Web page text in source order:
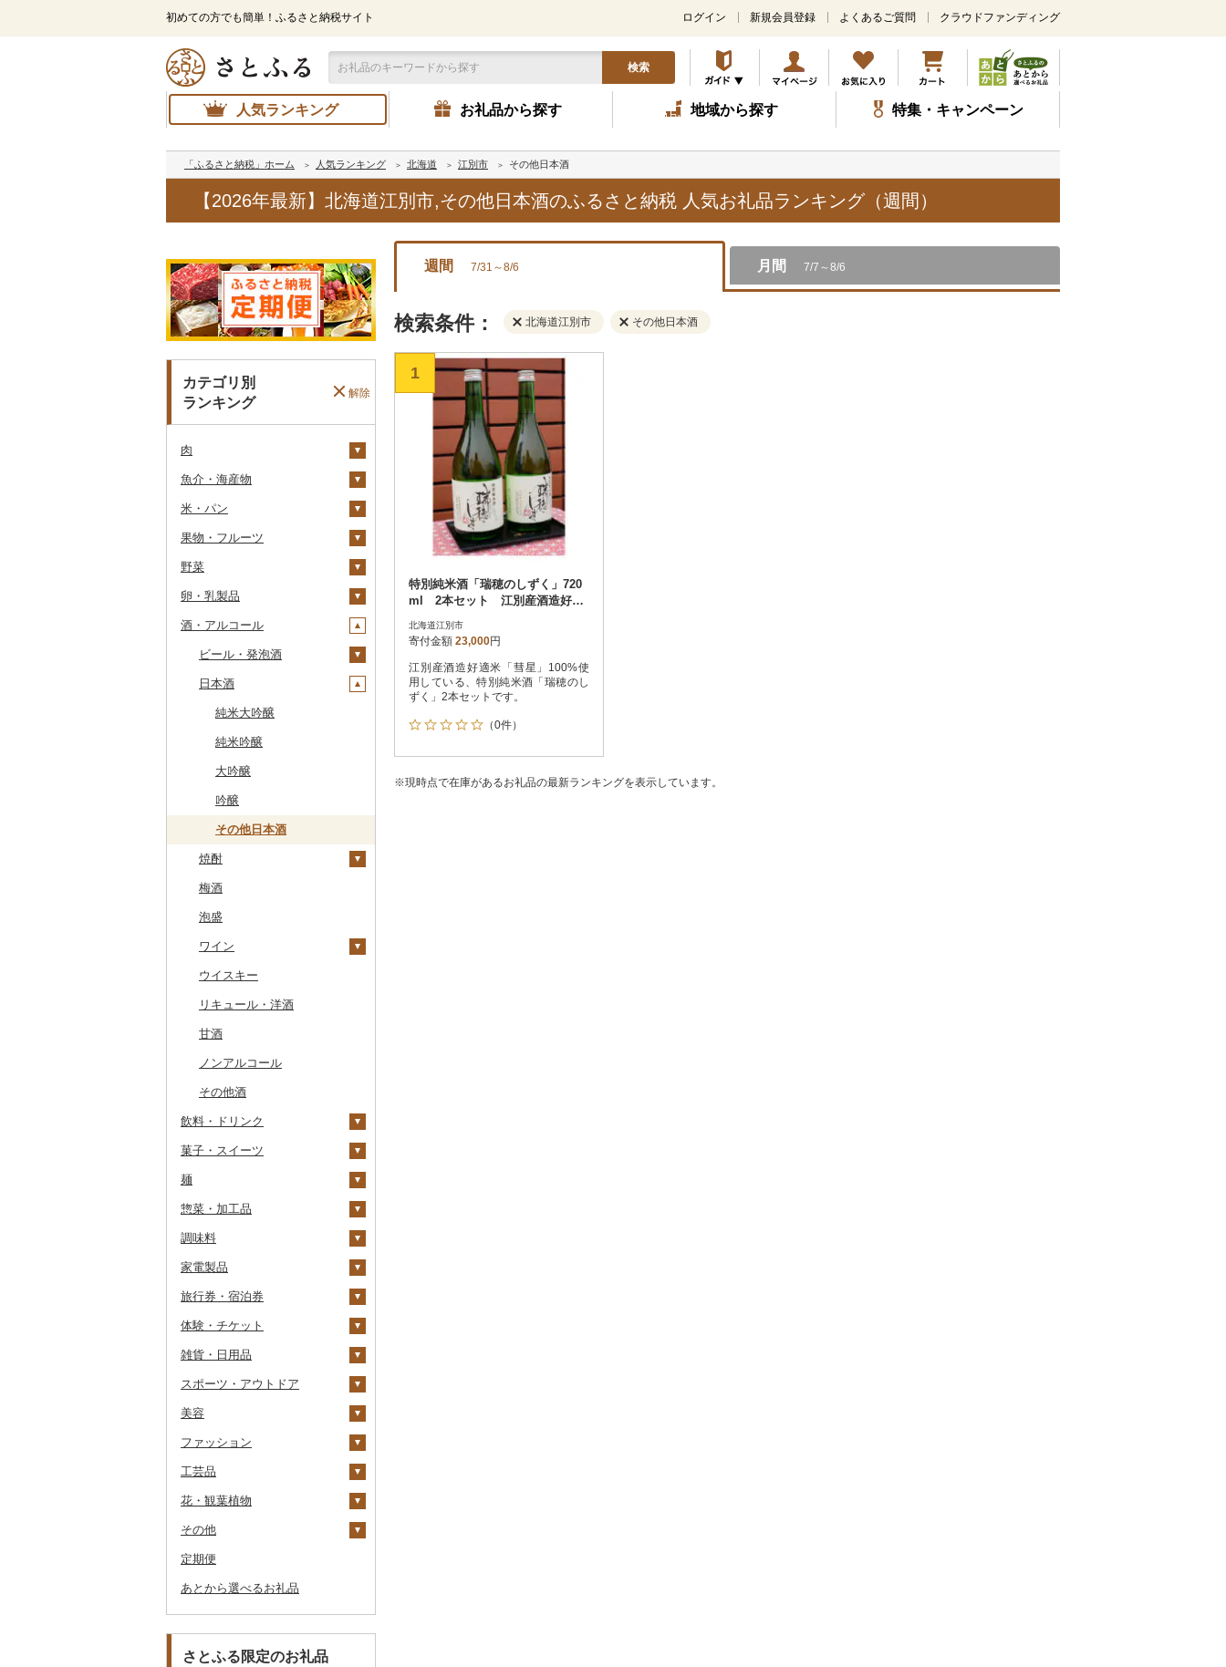
初めての方でも簡単！ふるさと納税サイト
メ
ン
コ
ン
テ
ツ
ッ
プ
ログイン 新規会員登録 よくあるご質問 クラウドファンディング
検索
人気ランキング お礼品から探す 地域から探す 特集・キャンペーン
「ふるさと納税」ホーム 人気ランキング 北海道 江別市 その他日本酒
【2026年最新】北海道江別市,その他日本酒のふるさと納税 人気お礼品ランキング（週間）
カテゴリ別
ランキング
解除
肉
牛肉（精肉）
ステーキ
すき焼き
焼肉
牛タン
和牛
黒毛和牛
白老牛
仙台牛
米沢牛
山形牛
常陸牛
上州牛
飛騨牛
近江牛
神戸牛・神戸ビーフ
但馬牛
土佐あかうし
佐賀牛
長崎和牛
あか牛
宮崎牛
その他牛肉（精肉）
牛肉（加工品）
ハンバーグ
ローストビーフ
ビーフジャーキー
その他牛肉（加工品）
豚肉（精肉）
すき焼き
しゃぶしゃぶ
焼肉
アグー豚
その他豚肉（精肉）
豚肉（加工品）
ハンバーグ
もつ鍋
ハム
ソーセージ・ウインナ
鶏肉
鶏肉（精肉）
ハム・ソーセージ
唐揚げ
中津からあげ
水炊き
地鶏
赤鶏さつま
その他鶏肉
鹿肉
馬肉
羊肉・ラム肉（ジンギス
魚介・海産物
カニ
ズワイガニ
毛ガニ
かにしゃぶ
その他カニ
エビ
ボタンエビ
伊勢海老
その他エビ
いくら
うに
明太子・たらこ
明太子
たらこ
その他魚卵
数の子
からすみ
キャビア
その他魚卵
貝
帆立（ホタテ）
鮑（アワビ）
牡蠣（カキ）
あさり
しじみ
サザエ
はまぐり
その他貝
うなぎ
鮮魚
鮭・サーモン
マグロ
イワシ
カツオ
金目鯛
クエ
くじら
サバ
さんま
鯛
のどぐろ
ふぐ
ブリ
ほっけ
イカ・タコ
イカ
タコ
海苔・海藻
海苔
わかめ
ひじき
その他海苔・海藻
干物
ししゃも
その他干物
その他魚介・加工品
しらす・ちりめん
かまぼこ・練り製品
その他魚介・加工品
米・パン
米
無洗米
玄米
金芽米
ゆめぴりか
つや姫
コシヒカリ
はえぬき
さがびより
あきたこまち
ひとめぼれ
ミルキークィーン
ななつぼし
その他米
雑穀
餅
その他穀物加工品
パン
果物・フルーツ
ぶどう・マスカット
巨峰
ナガノパープル
ピオーネ
デラウェア
シャインマスカット
その他ぶどう・マスカ
いちご
りんご
もも
メロン
さくらんぼ
和梨
洋梨・ラフランス
マンゴー
みかん・柑橘
みかん
レモン
不知火・デコポン
せとか
文旦
まどんな
ポンカン
その他柑橘
すいか
キウイ
柿（カキ）
ドライフルーツ
干し柿
干し芋
その他ドライフルーツ
その他果物
びわ
ブルーベリー
パイナップル
栗
その他果物
野菜
いも
じゃがいも
さつまいも
その他いも
トマト
フルーツトマト
ミニトマト
その他トマト
玉ねぎ
ねぎ
とうもろこし
根菜
人参
大根
自然薯
レンコン
にんにく・生姜
その他根菜
アスパラガス
きのこ
しいたけ
松茸
その他きのこ
その他野菜
山菜
かぼちゃ
茄子
レタス
その他野菜
卵・乳製品
卵
チーズ
ヨーグルト
牛乳
バター
その他乳製品
酒・アルコール
ビール・発泡酒
ビール
発泡酒
地ビール・クラフトビ
日本酒
純米大吟醸
純米吟醸
大吟醸
吟醸
その他日本酒
焼酎
芋焼酎
麦焼酎
米焼酎
黒糖焼酎
その他焼酎
梅酒
泡盛
ワイン
白ワイン
赤ワイン
シャンパン・スパーク
ウイスキー
リキュール・洋酒
甘酒
ノンアルコール
その他酒
飲料・ドリンク
水・ミネラルウォーター
飲料
コーヒー豆
粉
ドリップ
茶
飲料
茶葉・ティーバッグ
静岡茶
足柄茶
知覧茶
八女茶
果汁飲料
りんごジュース
みかんジュース（オレ
紅茶
飲料
茶葉・ティーバッグ
その他飲料・ジュース
野菜ジュース
炭酸飲料
豆乳
菓子・スイーツ
クッキー
焼き菓子
プリン
ゼリー
チョコレート
カステラ
アイス・ジェラート
その他洋菓子
煎餅・おかき
羊羹
饅頭
大福
その他和菓子
麺
ラーメン
うどん
そば
パスタ
ひやむぎ
そうめん
その他麺
惣菜・加工品
惣菜
餃子
シュウマイ
コロッケ
その他惣菜
カレー・シチュー
カレー
シチュー
鍋
肉
魚
その他鍋
ピザ
レトルト
スープ
豆腐・納豆
豆腐
漬物
キムチ
その他漬物
缶詰・瓶詰
肉
魚
ジャム
その他缶詰・瓶詰
乾物
燻製（スモーク）
おせち
その他加工品
調味料
砂糖
塩
醤油
味噌
酢
だし
食用油
オリーブオイル
ごま油
はちみつ
ドレッシング
その他調味料
ケチャップ
こしょう
その他調味料
家電製品
季節・空調家電
キッチン家電
照明器具
パソコン・周辺機器
TV・オーディオ・カメラ
美容・健康家電
カー用品
時計
その他家電
旅行券・宿泊券
旅行券
JTBふるさと旅行クー
その他旅行券
宿泊券
体験・チケット
PayPay商品券
食事券
温泉・サウナ・スパ利用
券
GDOふるさとゴルフ
花火大会チケット
雑貨・日用品
家具・インテリア
机・テーブル
その他家具・インテリ
寝具
布団
毛布
タオルケット
タオル
その他タオル
文房具・印鑑
ボールペン
ノート・ファイル
その他文房具
食器
グラス・カップ
箸
スプーン・フォーク・
ナイフ
皿・椀
キッチン用品
フライパン
鍋
まな板
日用品
洗剤
トイレットペーパー
ティッシュ
楽器・器材
本・CD・DVD
おもちゃ・ぬいぐるみ
スポーツ・アウトドア
ゴルフ
ゴルフボール
ゴルフウェア
その他ゴルフ
釣り
サイクリング
アウトドア・キャンプ
その他スポーツ
その他スポーツ
美容
スキンケア
洗顔
その他スキンケア
シャンプー・リンス
石鹸・ボディーソープ
入浴剤
アロマ
プロテイン
その他美容
ファッション
鞄・バッグ
トートバッグ・ショル
ツケース
その他鞄・バッグ
洋服
女性・レディース
子供・ベビー
その他洋服
和服
靴・履物
靴・シューズ
スリッパ・下駄・草履
その他靴・履物
アクセサリー
ペンダント・ネックレ
ス
ピアス・イヤリング
その他服飾小物
工芸品
織物
本場奄美大島紬
陶器・漆器
唐津焼
備前焼
美濃焼
その他装飾品・工芸品
数珠
工芸品
播州そろばん
花・観葉植物
観葉植物・苗木
花
胡蝶蘭
造花・プリザーブドフ
ラワー
その他花
盆栽・その他
その他
地域サービス
その他
定期便
あとから選べるお礼品
さとふる限定のお礼品
週間 7/31～8/6 月間 7/7～8/6
検索条件： 北海道江別市 その他日本酒
1
特別純米酒「瑞穂のしずく」720
ml 2本セット 江別産酒造好適
米「彗星」100%使用
北海道江別市
寄付金額 23,000円
江別産酒造好適米「彗星」100%使
用している、特別純米酒「瑞穂のし
ずく」2本セットです。
（0件）
※現時点で在庫があるお礼品の最新ランキングを表示しています。